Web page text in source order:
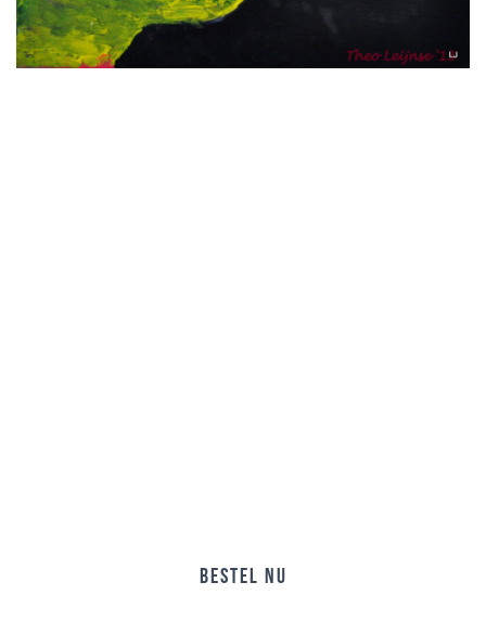
Bestel nu